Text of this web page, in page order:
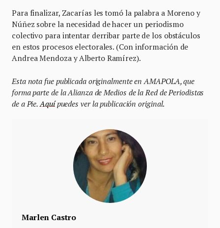
Para finalizar, Zacarías les tomó la palabra a Moreno y
Núñez sobre la necesidad de hacer un periodismo
colectivo para intentar derribar parte de los obstáculos
en estos procesos electorales. (Con información de
Andrea Mendoza y Alberto Ramírez).
Esta nota fue publicada originalmente en AMAPOLA, que
forma parte de la Alianza de Medios de la Red de Periodistas
de a Pie.Aquípuedes ver la publicación original.
Marlen Castro